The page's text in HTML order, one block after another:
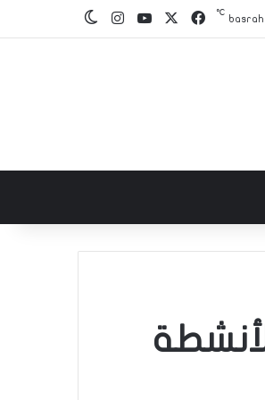
basrah
℃ فيسبوك‫YouTube
انستقرامالوضع المظلم